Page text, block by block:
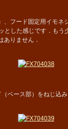
フード固定用イモネ
した感じです．もう
ありません．
ベース部）をねじ込み